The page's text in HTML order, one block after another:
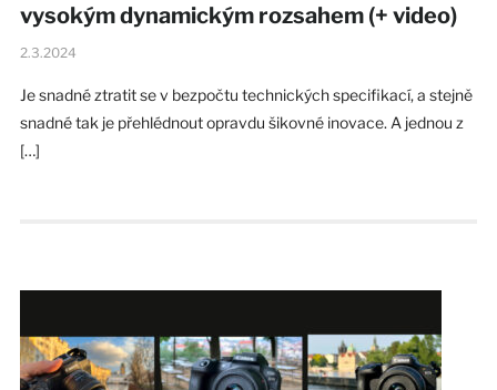
vysokým dynamickým rozsahem (+ video)
2.3.2024
Je snadné ztratit se v bezpočtu technických specifikací, a stejně
snadné tak je přehlédnout opravdu šikovné inovace. A jednou z
[…]